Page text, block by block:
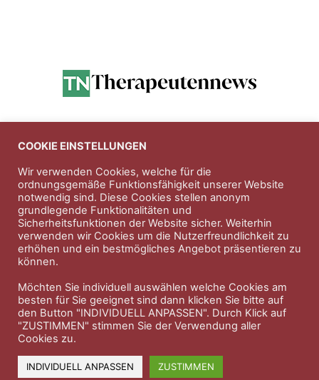
Anzeigen
Entdecken Sie die hochwertigen
Nahrungsergänungsprodukte der FirmaNatura Vitalis
Jahn & Partner Versicherungsmakler GmbH-
Versicherungen und Finanzdienstleistungen seit 1986 -
Professioneller Rundumschutz seit über 30 Jahren.
Impressum Nutzungsbedingungen
Datenschutzerklärung
COOKIE EINSTELLUNGEN
Wir verwenden Cookies, welche für die
ordnungsgemäße Funktionsfähigkeit unserer Website
notwendig sind. Diese Cookies stellen anonym
grundlegende Funktionalitäten und
Sicherheitsfunktionen der Website sicher. Weiterhin
verwenden wir Cookies um die Nutzerfreundlichkeit zu
erhöhen und ein bestmögliches Angebot präsentieren zu
können.
Möchten Sie individuell auswählen welche Cookies am
besten für Sie geeignet sind dann klicken Sie bitte auf
den Button "INDIVIDUELL ANPASSEN". Durch Klick auf
"ZUSTIMMEN" stimmen Sie der Verwendung aller
Cookies zu.
INDIVIDUELL ANPASSEN ZUSTIMMEN